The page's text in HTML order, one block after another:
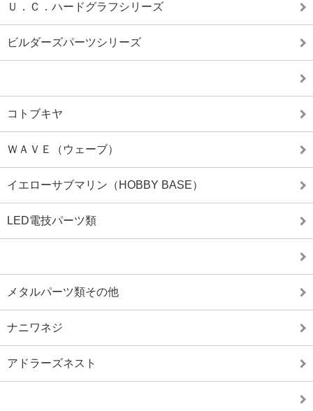
Ｕ．Ｃ．ハードグラフシリーズ
ビルダーズパーツシリーズ
コトブキヤ
ＷＡＶＥ（ウェーブ）
イエローサブマリン（HOBBY BASE）
LED電技パーツ類
メタルパーツ類その他
ナニワネジ
アドラーズネスト